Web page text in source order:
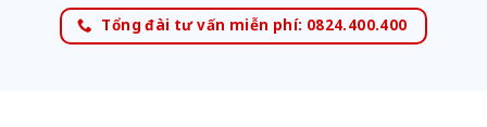
Tổng đài tư vấn miễn phí: 0824.400.400